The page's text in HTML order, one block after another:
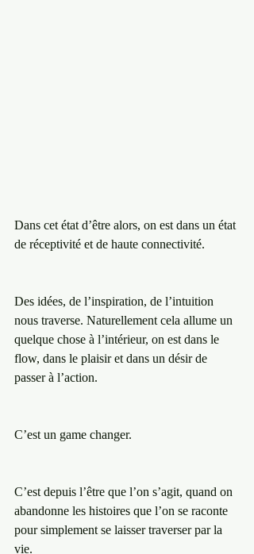
Dans cet état d’être alors, on est dans un état
de réceptivité et de haute connectivité.
Des idées, de l’inspiration, de l’intuition
nous traverse. Naturellement cela allume un
quelque chose à l’intérieur, on est dans le
flow, dans le plaisir et dans un désir de
passer à l’action.
C’est un game changer.
C’est depuis l’être que l’on s’agit, quand on
abandonne les histoires que l’on se raconte
pour simplement se laisser traverser par la
vie.